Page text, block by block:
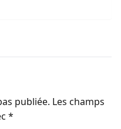
publiée. Les champs
*